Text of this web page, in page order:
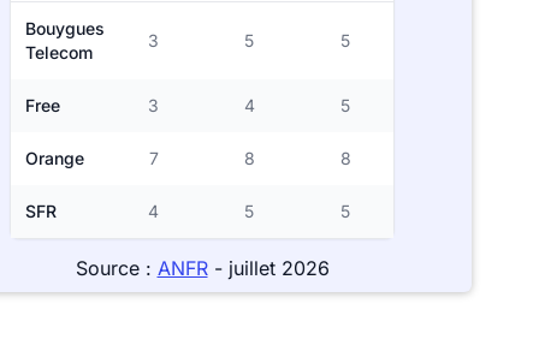
Bouygues
Telecom
3 5 5
Free 3 4 5
Orange 7 8 8
SFR 4 5 5
Source : ANFR- juillet 2026